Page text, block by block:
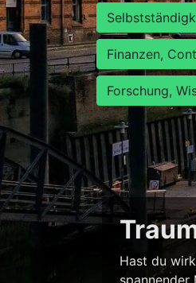
Finanzen,
Forschung,
Hast du